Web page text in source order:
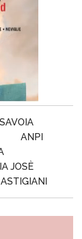
ANPI
JOSÈ
ASTIGIANI